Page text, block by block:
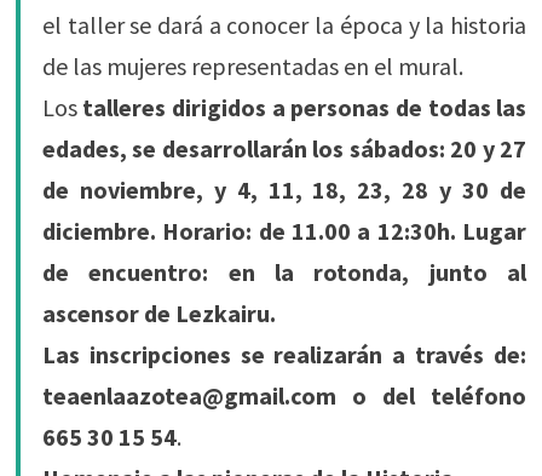
el taller se dará a conocer la época y la historia
de las mujeres representadas en el mural.
Los talleres dirigidos a personas de todas las
edades, se desarrollarán los sábados: 20 y 27
de noviembre, y 4, 11, 18, 23, 28 y 30 de
diciembre. Horario: de 11.00 a 12:30h. Lugar
de encuentro: en la rotonda, junto al
ascensor de Lezkairu.
Las inscripciones se realizarán a través de:
teaenlaazotea@gmail.com o del teléfono
665 30 15 54.